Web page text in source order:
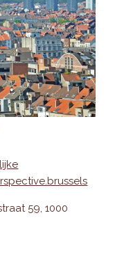
59, 1000